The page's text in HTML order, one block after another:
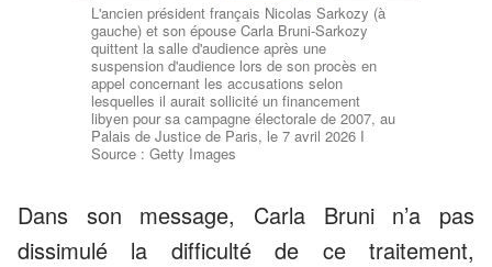
L'ancien président français Nicolas Sarkozy (à
gauche) et son épouse Carla Bruni-Sarkozy
quittent la salle d'audience après une
suspension d'audience lors de son procès en
appel concernant les accusations selon
lesquelles il aurait sollicité un financement
libyen pour sa campagne électorale de 2007, au
Palais de Justice de Paris, le 7 avril 2026 I
Source : Getty Images
Dans son message, Carla Bruni n’a pas
dissimulé la difficulté de ce traitement,